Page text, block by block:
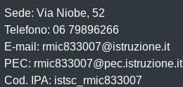
Sede: Via Niobe, 52
Telefono: 06 79896266
E-mail: rmic833007@istruzione.it
PEC: rmic833007@pec.istruzione.it
Cod. IPA: istsc_rmic833007